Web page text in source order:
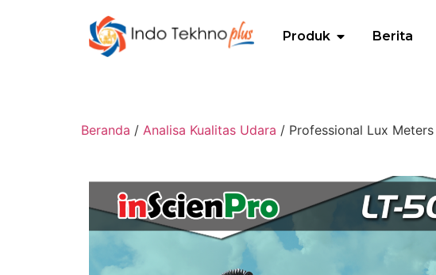
Produk Berita
Beranda / Analisa Kualitas Udara / Professional Lux